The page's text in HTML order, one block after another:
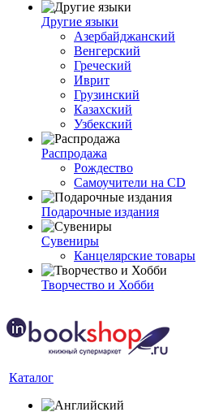
Другие языки
Азербайджанский
Венгерский
Греческий
Иврит
Грузинский
Казахский
Узбекский
Распродажа
Рождество
Самоучители на CD
Подарочные издания
Сувениры
Канцелярские товары
Творчество и Хобби
Каталог